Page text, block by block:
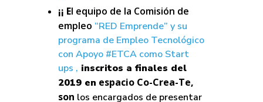
¡¡ El equipo de la Comisión de
empleo “RED Emprende” y su
programa de Empleo Tecnológico
con Apoyo #ETCA como Start
ups , inscritos a finales del
2019 en espacio Co-Crea-Te,
son los encargados de presentar